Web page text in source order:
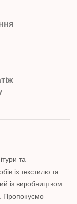
та
із текстилю та
із виробництвом:
Пропонуємо